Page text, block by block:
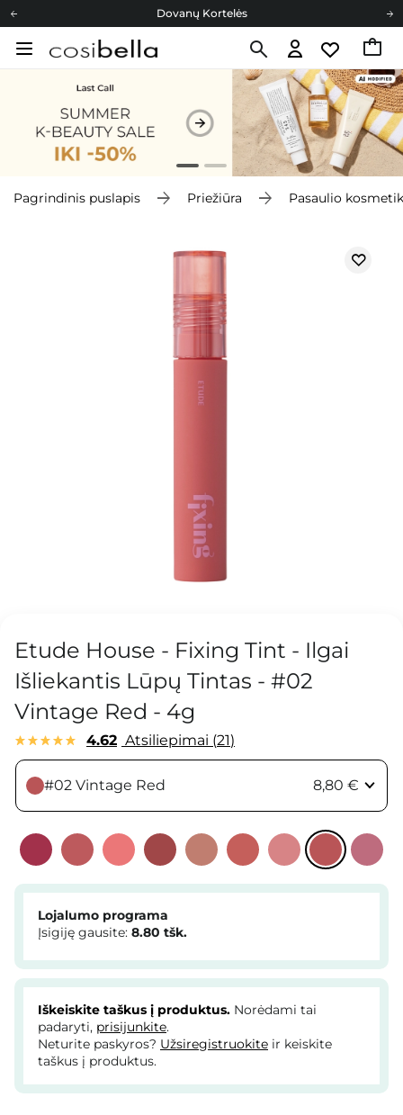
Dovanų Kortelės
Cosibella lojalumo programa
Dovanų Kortelės
Pagrindinis puslapis Priežiūra Pasaulio
Etude House - Fixing Tint - Ilgai
Išliekantis Lūpų Tintas - #02
Vintage Red - 4g
4.62 Atsiliepimai 21
#02 Vintage Red 8,80 €
Lojalumo programa
Įsigiję gausite: 8.80 tšk.
Iškeiskite taškus į produktus. Norėdami tai
padaryti, prisijunkite.
Neturite paskyros? Užsiregistruokite ir keiskite
taškus į produktus.